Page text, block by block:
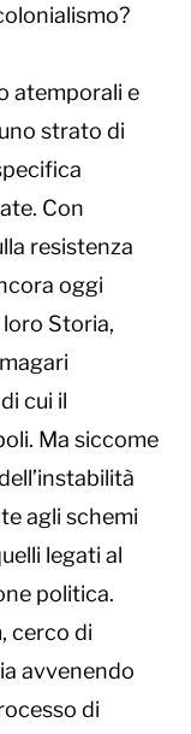
atemporali e
strato di
Con
resistenza
oggi
Storia,
cui il
Ma siccome
agli schemi
legati al
politica.
cerco di
avvenendo
di